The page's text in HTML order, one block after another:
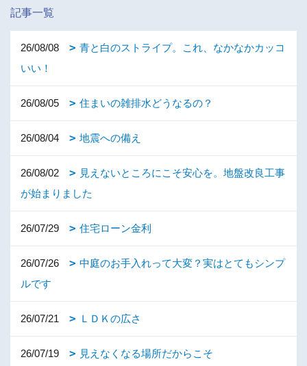
記事一覧
26/08/08
青と白のストライプ。これ、なかなかカッコ
いい！
26/08/05 住まいの雑排水どうなるの？
26/08/04 地震への備え
26/08/02
見えないところにこそ安心を。地盤改良工事
が始まりました
26/07/29 住宅ローン金利
26/07/26
中庭のお手入れって大変？実はとてもシンプ
ルです
26/07/21 ＬＤＫの広さ
26/07/19 見えなくなる場所だからこそ